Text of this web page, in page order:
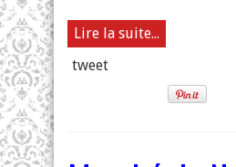
Lire la suite...
tweet